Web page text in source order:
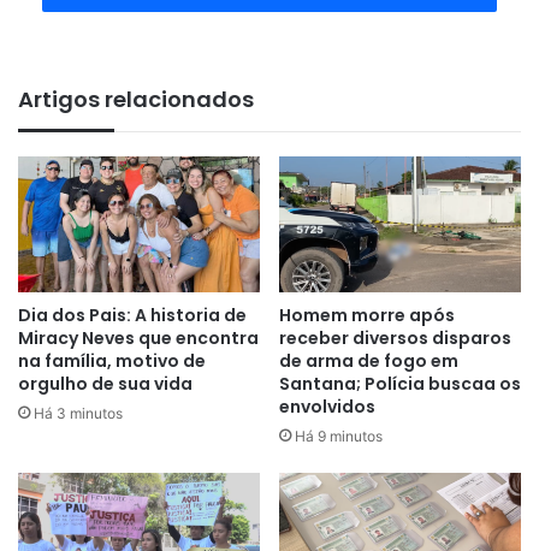
Artigos relacionados
Dia dos Pais: A historia de
Miracy Neves que encontra
na família, motivo de
orgulho de sua vida
Há 3 minutos
Homem morre após
receber diversos disparos
de arma de fogo em
Santana; Polícia buscaa os
envolvidos
Há 9 minutos